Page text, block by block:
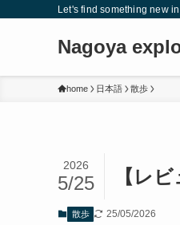
Let's find something new
Nagoya
home 日本語 散歩
【レ
2026
5/25
散歩 25/05/2026